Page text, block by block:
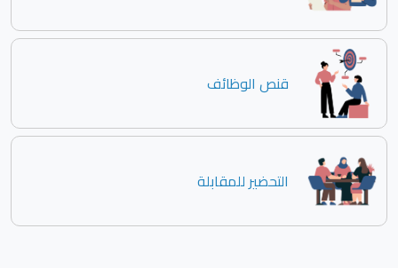
قنص الوظائف
التحضير للمقابلة